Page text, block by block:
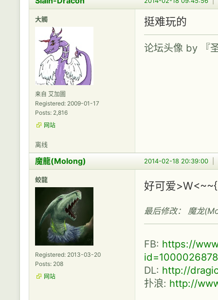
大觸
来自 艾加圖
Registered: 2009-01-17
Posts: 2,816
网站
挺难玩的
论坛头像 by 『
离线
2014-02-18 20:39:00
魔龍(Molong)
蛟龍
Registered: 2013-03-20
Posts: 208
网站
好可爱
最后修改： 魔龙
FB: https://
DL: http://
扑浪: http://